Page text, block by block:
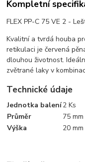
Kompletní
FLEX PP-C 75 VE 2 -
Kvalitní a tvrdá houba
retikulaci je červená
dlouhou životnost.
zvětrané laky v
Technické údaje
Jednotka balení2 Ks
Průměr
75 mm
Výška
20 mm